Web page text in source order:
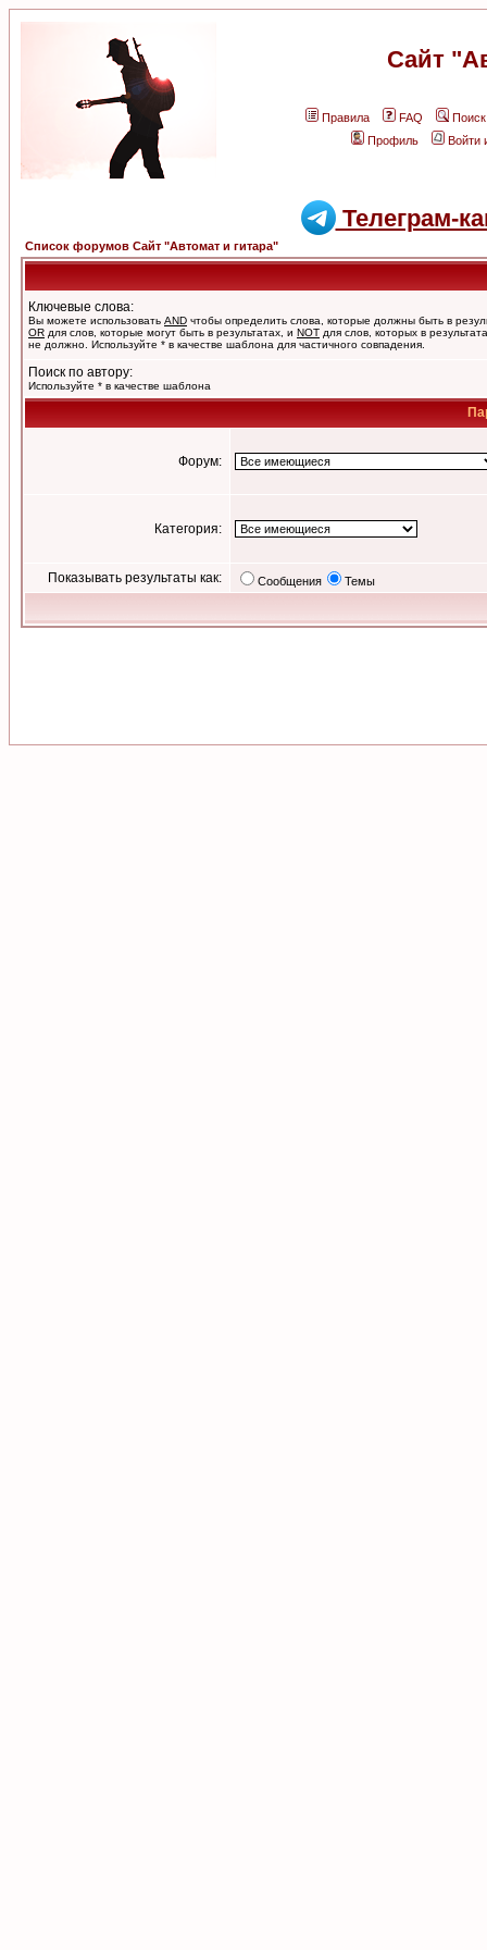
Сайт
Правила FAQ
Поиск
Профиль
Войти
Телеграм-
Список форумов Сайт "Автомат и гитара"
Ключевые слова:
Вы можете использовать AND чтобы определить слова, которые должны быть в
OR для слов, которые могут быть в результатах, и NOT для слов, которых в
не должно. Используйте * в качестве шаблона для частичного совпадения.
Поиск по автору:
Используйте * в качестве шаблона
Форум:
Категория:
Показывать результаты как: Сообщения Темы